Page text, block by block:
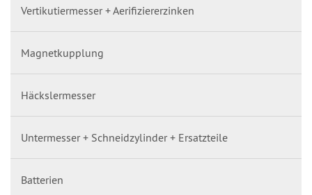
Vertikutiermesser + Aerifiziererzinken
Magnetkupplung
Häckslermesser
Untermesser + Schneidzylinder + Ersatzteile
Batterien